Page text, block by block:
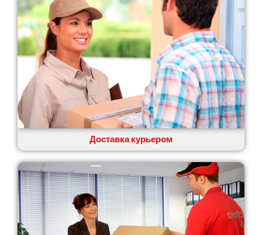
Покров
Полтава
Прилуки
Путивль
Пятихатки
Раздельная
Рени
Решетиловка
Ромны
Ровно
Самбор
Счастливое
Шепетовка
Шостка
Шпола
Синельниково
Доставка курьером